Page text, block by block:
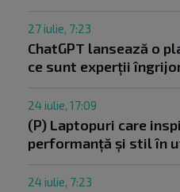
27 iulie, 7:23
ChatGPT lansează o
ce sunt experții
24 iulie, 17:09
(P) Laptopuri care
performanță și stil în
24 iulie, 7:23